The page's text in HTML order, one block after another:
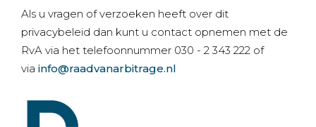
Als u vragen of verzoeken heeft over dit
privacybeleid dan kunt u contact opnemen met de
RvA via het telefoonnummer 030 - 2 343 222 of
via info@raadvanarbitrage.nl